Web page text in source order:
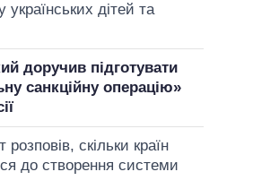
українських дітей та
доручив підготувати
санкційну операцію»
розповів, скільки країн
до створення системи